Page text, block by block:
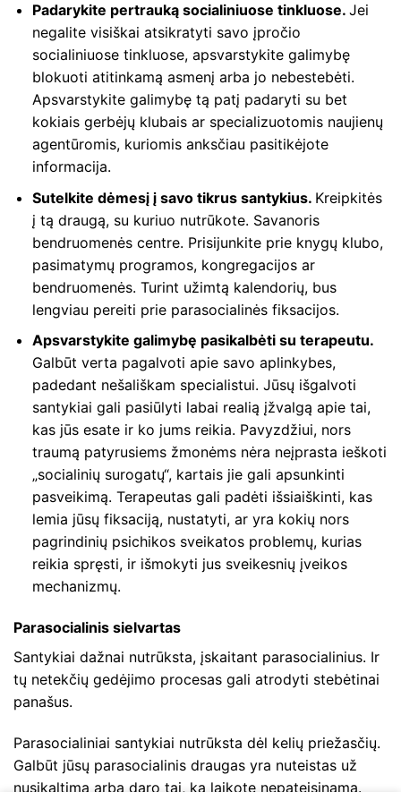
Padarykite pertrauką socialiniuose tinkluose. Jei
negalite visiškai atsikratyti savo įpročio
socialiniuose tinkluose, apsvarstykite galimybę
blokuoti atitinkamą asmenį arba jo nebestebėti.
Apsvarstykite galimybę tą patį padaryti su bet
kokiais gerbėjų klubais ar specializuotomis naujienų
agentūromis, kuriomis anksčiau pasitikėjote
informacija.
Sutelkite dėmesį į savo tikrus santykius. Kreipkitės
į tą draugą, su kuriuo nutrūkote. Savanoris
bendruomenės centre. Prisijunkite prie knygų klubo,
pasimatymų programos, kongregacijos ar
bendruomenės. Turint užimtą kalendorių, bus
lengviau pereiti prie parasocialinės fiksacijos.
Apsvarstykite galimybę pasikalbėti su terapeutu.
Galbūt verta pagalvoti apie savo aplinkybes,
padedant nešališkam specialistui. Jūsų išgalvoti
santykiai gali pasiūlyti labai realią įžvalgą apie tai,
kas jūs esate ir ko jums reikia. Pavyzdžiui, nors
traumą patyrusiems žmonėms nėra neįprasta ieškoti
„socialinių surogatų“, kartais jie gali apsunkinti
pasveikimą. Terapeutas gali padėti išsiaiškinti, kas
lemia jūsų fiksaciją, nustatyti, ar yra kokių nors
pagrindinių psichikos sveikatos problemų, kurias
reikia spręsti, ir išmokyti jus sveikesnių įveikos
mechanizmų.
Parasocialinis sielvartas
Santykiai dažnai nutrūksta, įskaitant parasocialinius. Ir
tų netekčių gedėjimo procesas gali atrodyti stebėtinai
panašus.
Parasocialiniai santykiai nutrūksta dėl kelių priežasčių.
Galbūt jūsų parasocialinis draugas yra nuteistas už
nusikaltimą arba daro tai, ką laikote nepateisinama.